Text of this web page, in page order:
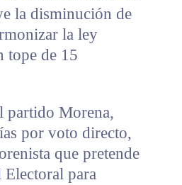
la disminución de
la ley
tope de 15
partido Morena,
por voto directo,
que pretende
para